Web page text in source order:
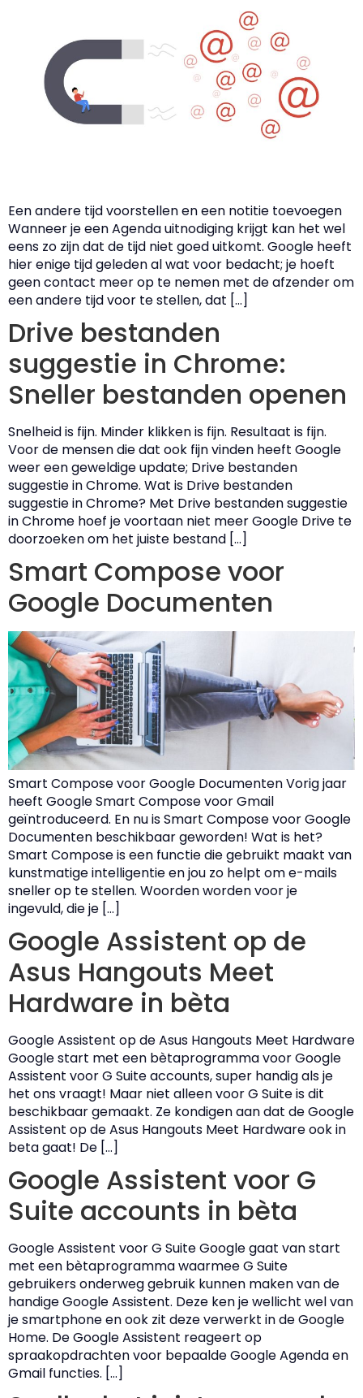
Een andere tijd voorstellen en een notitie toevoegen
Wanneer je een Agenda uitnodiging krijgt kan het wel
eens zo zijn dat de tijd niet goed uitkomt. Google heeft
hier enige tijd geleden al wat voor bedacht; je hoeft
geen contact meer op te nemen met de afzender om
een andere tijd voor te stellen, dat […]
Drive bestanden
suggestie in Chrome:
Sneller bestanden openen
Snelheid is fijn. Minder klikken is fijn. Resultaat is fijn.
Voor de mensen die dat ook fijn vinden heeft Google
weer een geweldige update; Drive bestanden
suggestie in Chrome. Wat is Drive bestanden
suggestie in Chrome? Met Drive bestanden suggestie
in Chrome hoef je voortaan niet meer Google Drive te
doorzoeken om het juiste bestand […]
Smart Compose voor
Google Documenten
Smart Compose voor Google Documenten Vorig jaar
heeft Google Smart Compose voor Gmail
geïntroduceerd. En nu is Smart Compose voor Google
Documenten beschikbaar geworden! Wat is het?
Smart Compose is een functie die gebruikt maakt van
kunstmatige intelligentie en jou zo helpt om e-mails
sneller op te stellen. Woorden worden voor je
ingevuld, die je […]
Google Assistent op de
Asus Hangouts Meet
Hardware in bèta
Google Assistent op de Asus Hangouts Meet Hardware
Google start met een bètaprogramma voor Google
Assistent voor G Suite accounts, super handig als je
het ons vraagt! Maar niet alleen voor G Suite is dit
beschikbaar gemaakt. Ze kondigen aan dat de Google
Assistent op de Asus Hangouts Meet Hardware ook in
beta gaat! De […]
Google Assistent voor G
Suite accounts in bèta
Google Assistent voor G Suite Google gaat van start
met een bètaprogramma waarmee G Suite
gebruikers onderweg gebruik kunnen maken van de
handige Google Assistent. Deze ken je wellicht wel van
je smartphone en ook zit deze verwerkt in de Google
Home. De Google Assistent reageert op
spraakopdrachten voor bepaalde Google Agenda en
Gmail functies. […]